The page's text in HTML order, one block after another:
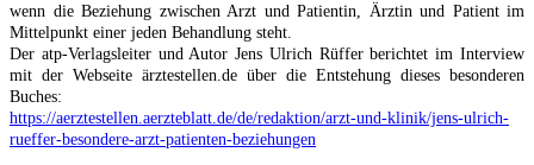
wenn die Beziehung zwischen Arzt und Patientin, Ärztin und Patient im
Mittelpunkt einer jeden Behandlung steht.
Der atp-Verlagsleiter und Autor Jens Ulrich Rüffer berichtet im Interview
mit der Webseite ärztestellen.de über die Entstehung dieses besonderen
Buches:
https://aerztestellen.aerzteblatt.de/de/redaktion/arzt-und-klinik/jens-ulrich-
rueffer-besondere-arzt-patienten-beziehungen